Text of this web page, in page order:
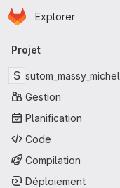
Passer au contenu principal
Page d'accueil
Explorer
Navigation
Projet
S sutom_massy_michel
Gestion
Planification
Code
Compilation
Déploiement